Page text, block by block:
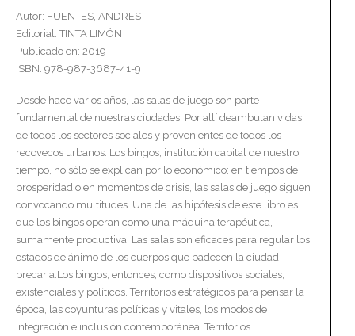
Autor: FUENTES, ANDRES
Editorial: TINTA LIMÓN
Publicado en: 2019
ISBN: 978-987-3687-41-9
Desde hace varios años, las salas de juego son parte
fundamental de nuestras ciudades. Por allí deambulan vidas
de todos los sectores sociales y provenientes de todos los
recovecos urbanos. Los bingos, institución capital de nuestro
tiempo, no sólo se explican por lo económico: en tiempos de
prosperidad o en momentos de crisis, las salas de juego siguen
convocando multitudes. Una de las hipótesis de este libro es
que los bingos operan como una máquina terapéutica,
sumamente productiva. Las salas son eficaces para regular los
estados de ánimo de los cuerpos que padecen la ciudad
precaria.Los bingos, entonces, como dispositivos sociales,
existenciales y políticos. Territorios estratégicos para pensar la
época, las coyunturas políticas y vitales, los modos de
integración e inclusión contemporánea. Territorios